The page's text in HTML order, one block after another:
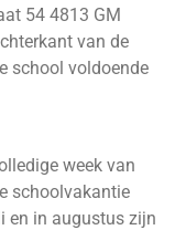
54 4813 GM
van de
school voldoende
week van
schoolvakantie
en in augustus zijn